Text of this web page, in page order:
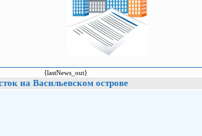
{lastNews_out}
на Васильевском острове